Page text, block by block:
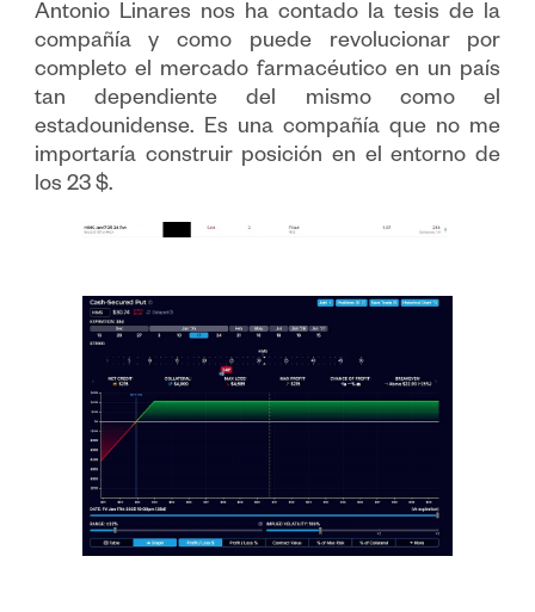
Antonio Linares nos ha contado la tesis de la
compañía y como puede revolucionar por
completo el mercado farmacéutico en un país
tan dependiente del mismo como el
estadounidense. Es una compañía que no me
importaría construir posición en el entorno de
los 23 $.